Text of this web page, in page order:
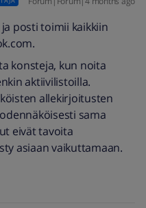
posti toimii kaikkiin
konsteja, kun noita
aktiivilistoilla.
allekirjoitusten
sama
eivät tavoita
asiaan vaikuttamaan.